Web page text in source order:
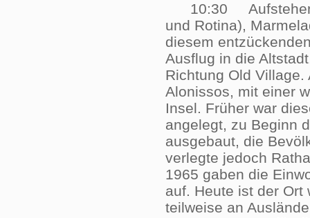
10:30 Aufstehen
und Rotina),
diesem
Ausflug in die
Richtung Old
Alonissos, mit einer
Insel. Früher war
angelegt, zu Beginn
ausgebaut, die
verlegte jedoch
1965 gaben die
auf. Heute ist der Ort
teilweise an